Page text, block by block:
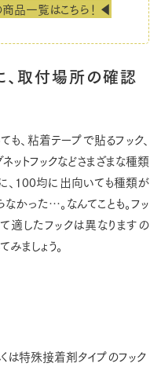
商品一覧はこちら！ ◀
取付場所の確認
も、粘着テープで貼るフック、
ットフックなどさまざまな種類
、100均に出向いても種類が
かった…。なんてことも。フッ
適したフックは異なりますの
ましょう。
は特殊接着剤タイプのフック